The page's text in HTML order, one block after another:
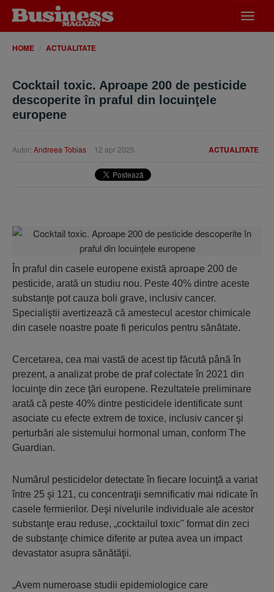
meniu
HOME ACTUALITATE
Cocktail toxic. Aproape 200 de pesticide
descoperite în praful din locuinţele
europene
ACTUALITATE
Autor: Andreea Tobias 12 apr 2025
În praful din casele europene există aproape 200 de
pesticide, arată un studiu nou. Peste 40% dintre aceste
substanţe pot cauza boli grave, inclusiv cancer.
Specialiştii avertizează că amestecul acestor chimicale
din casele noastre poate fi periculos pentru sănătate.
Cercetarea, cea mai vastă de acest tip făcută până în
prezent, a analizat probe de praf colectate în 2021 din
locuinţe din zece ţări europene. Rezultatele preliminare
arată că peste 40% dintre pesticidele identificate sunt
asociate cu efecte extrem de toxice, inclusiv cancer şi
perturbări ale sistemului hormonal uman, conform The
Guardian.
Numărul pesticidelor detectate în fiecare locuinţă a variat
între 25 şi 121, cu concentraţii semnificativ mai ridicate în
casele fermierilor. Deşi nivelurile individuale ale acestor
substanţe erau reduse, „cocktailul toxic" format din zeci
de substanţe chimice diferite ar putea avea un impact
devastator asupra sănătăţii.
„Avem numeroase studii epidemiologice care